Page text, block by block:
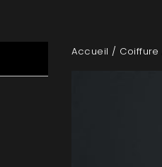
Accueil / Coiffure